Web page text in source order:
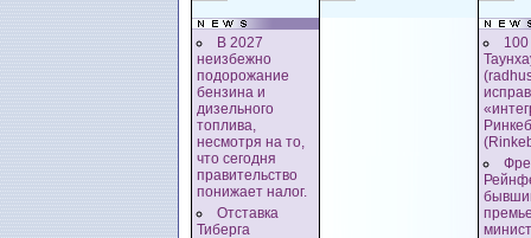
В 2027
неизбежно
подорожание
бензина и
дизельного
топлива,
несмотря на то,
что сегодня
правительство
понижает налог.
Отставка
Тиберга
100